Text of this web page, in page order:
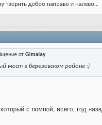
творить добро направо и налево...
от Gimalay
мост в березовском районе :)
с помпой, всего, год